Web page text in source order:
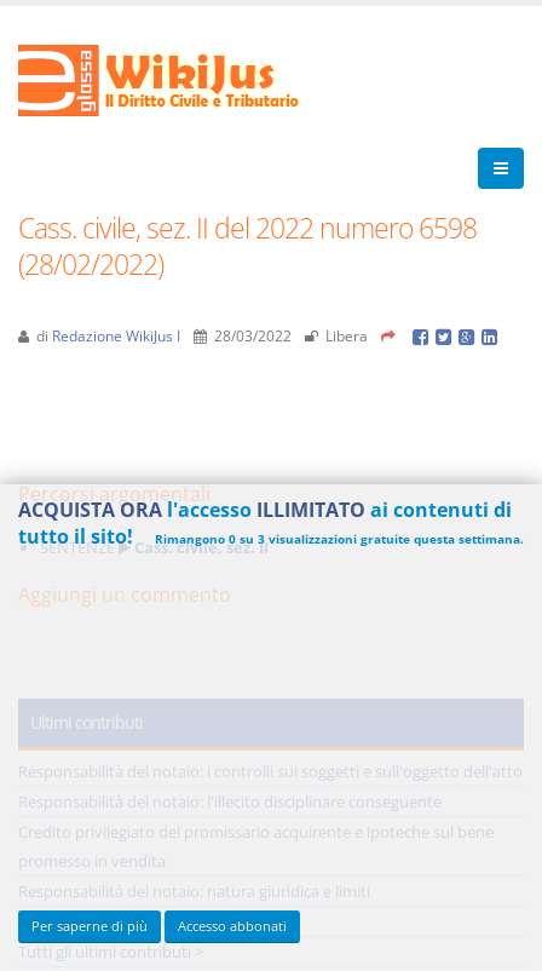
Cass. civile, sez. II del 2022 numero 6598
(28/02/2022)
di Redazione WikiJus I 28/03/2022 Libera
Percorsi argomentali
SENTENZE Cass. civile, sez. II
Aggiungi un commento
Ultimi contributi
Responsabilità del notaio: i controlli sui soggetti e sull'oggetto dell'atto
Responsabilità del notaio: l'illecito disciplinare conseguente
Credito privilegiato del promissario acquirente e ipoteche sul bene
promesso in vendita
Responsabilità del notaio: natura giuridica e limiti
Reciprocità delle concessioni
Tutti gli ultimi contributi >
ACQUISTA ORAl'accesso ILLIMITATO ai contenuti di
tutto il sito!
Rimangono 0 su 3 visualizzazioni gratuite questa settimana.
48,00 € MENSILI
Acquista ora
Per saperne di più Accesso abbonati